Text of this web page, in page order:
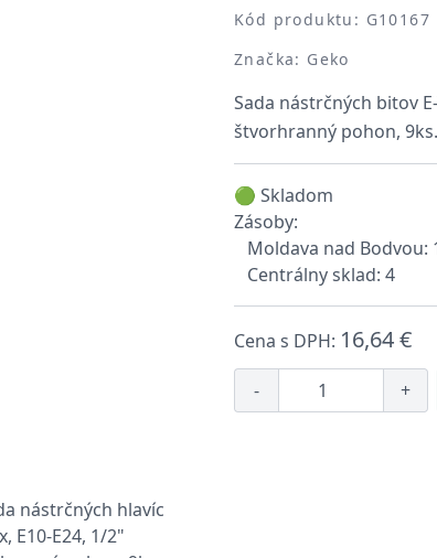
Kód produktu: G10167
Značka: Geko
Sada nástrčných bitov E-
štvorhranný pohon,
🟢 Skladom
Zásoby:
Moldava nad Bodvou:
Centrálny sklad: 4
Cena s DPH: 16,64 €
- +